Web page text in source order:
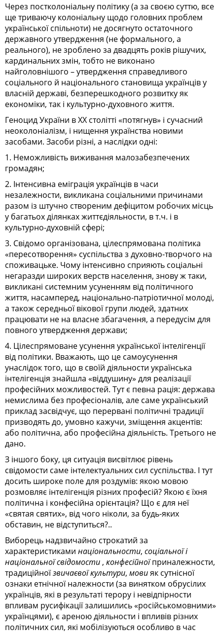
Через постколоніальну політику (а за своєю суттю, все
ще триваючу колоніальну щодо головних проблем
української спільноти) не досягнуто остаточного
державного утвердження (не формального, а
реального), не зроблено за двадцять років рішучих,
кардинальних змін, тобто не виконано
найголовнішого – утвердження справедливого
соціального й національного становища українців у
власній державі, безперешкодного розвитку як
економіки, так і культурно-духовного життя.
Геноцид України в ХХ столітті «потягнув» і сучасний
неоколоніалізм, і нищення українства новими
засобами. Засоби різні, а наслідки одні:
1. Неможливість виживання малозабезпечених
громадян;
2. Інтенсивна еміграція українців в часи
незалежности, викликана соціальними причинами
разом із штучно створеним дефіцитом робочих місць
у багатьох ділянках життєдіяльности, в т.ч. і в
культурно-духовній сфері;
3. Свідомо організована, цілеспрямована політика
«пересотворення» суспільства з духовно-творчого на
споживацьке. Чому інтенсивно сприяють соціальні
негаразди широких верств населення, знову ж таки,
викликані системним усуненням від політичного
життя, насамперед, національно-патріотичної молоді,
а також середньої вікової групи людей, здатних
працювати не на власне збагачення, а передусім для
повного утвердження держави;
4. Цілеспрямоване усунення української інтелігенції
від політики. Вважають, що це самоусунення
унаслідок того, що в своїй діяльности українська
інтелігенція знайшла «віддушину» для реалізації
професійних можливостей. Тут є певна рація: держава
немислима без професіоналів, але саме український
приклад засвідчує, що перервані політичні традиції
призводять до, умовно кажучи, зміщення акцентів:
або політична, або професійна діяльність. Третього не
дано.
З іншого боку, ця ситуація висвітлює рівень
свідомости саме інтелектуальних сил суспільства. І тут
досить широке поле для роздумів: якою мовою
розмовляє інтелігенція різних професій? Якою є їхня
політична і конфесійна орієнтація? Що є для неї
«святая святих», від чого ніколи, за будь-яких
обставин, не відступиться?..
Виборець надзвичайно строкатий за
характеристиками національности, соціальної і
національної свідомости , конфесійноїприналежности,
традиційноїзвичаєвої культури, мовияк сутнісної
ознаки етнічної належности (за винятком обрусілих
українців, які в результаті терору і невідпірности
впливам русифікації залишились «російськомовними»
українцями), є ареною діяльности і впливів різних
політичних сил, які мобілізуються особливо в час